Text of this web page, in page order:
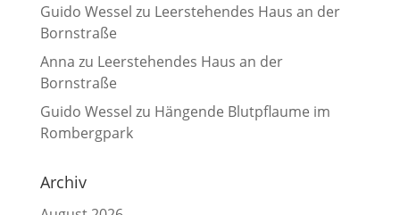
Guido Wessel zu Leerstehendes Haus an der
Bornstraße
Anna zu Leerstehendes Haus an der
Bornstraße
Guido Wessel zu Hängende Blutpflaume im
Rombergpark
Archiv